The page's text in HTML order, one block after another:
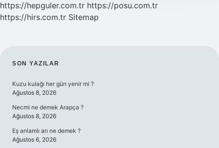
https://hepguler.com.tr https://posu.com.tr
https://hirs.com.tr Sitemap
SIDEBAR
SON YAZILAR
Kuzu kulağı her gün yenir mi ?
Ağustos 8, 2026
Necmi ne demek Arapça ?
Ağustos 8, 2026
Eş anlamlı arı ne demek ?
Ağustos 6, 2026